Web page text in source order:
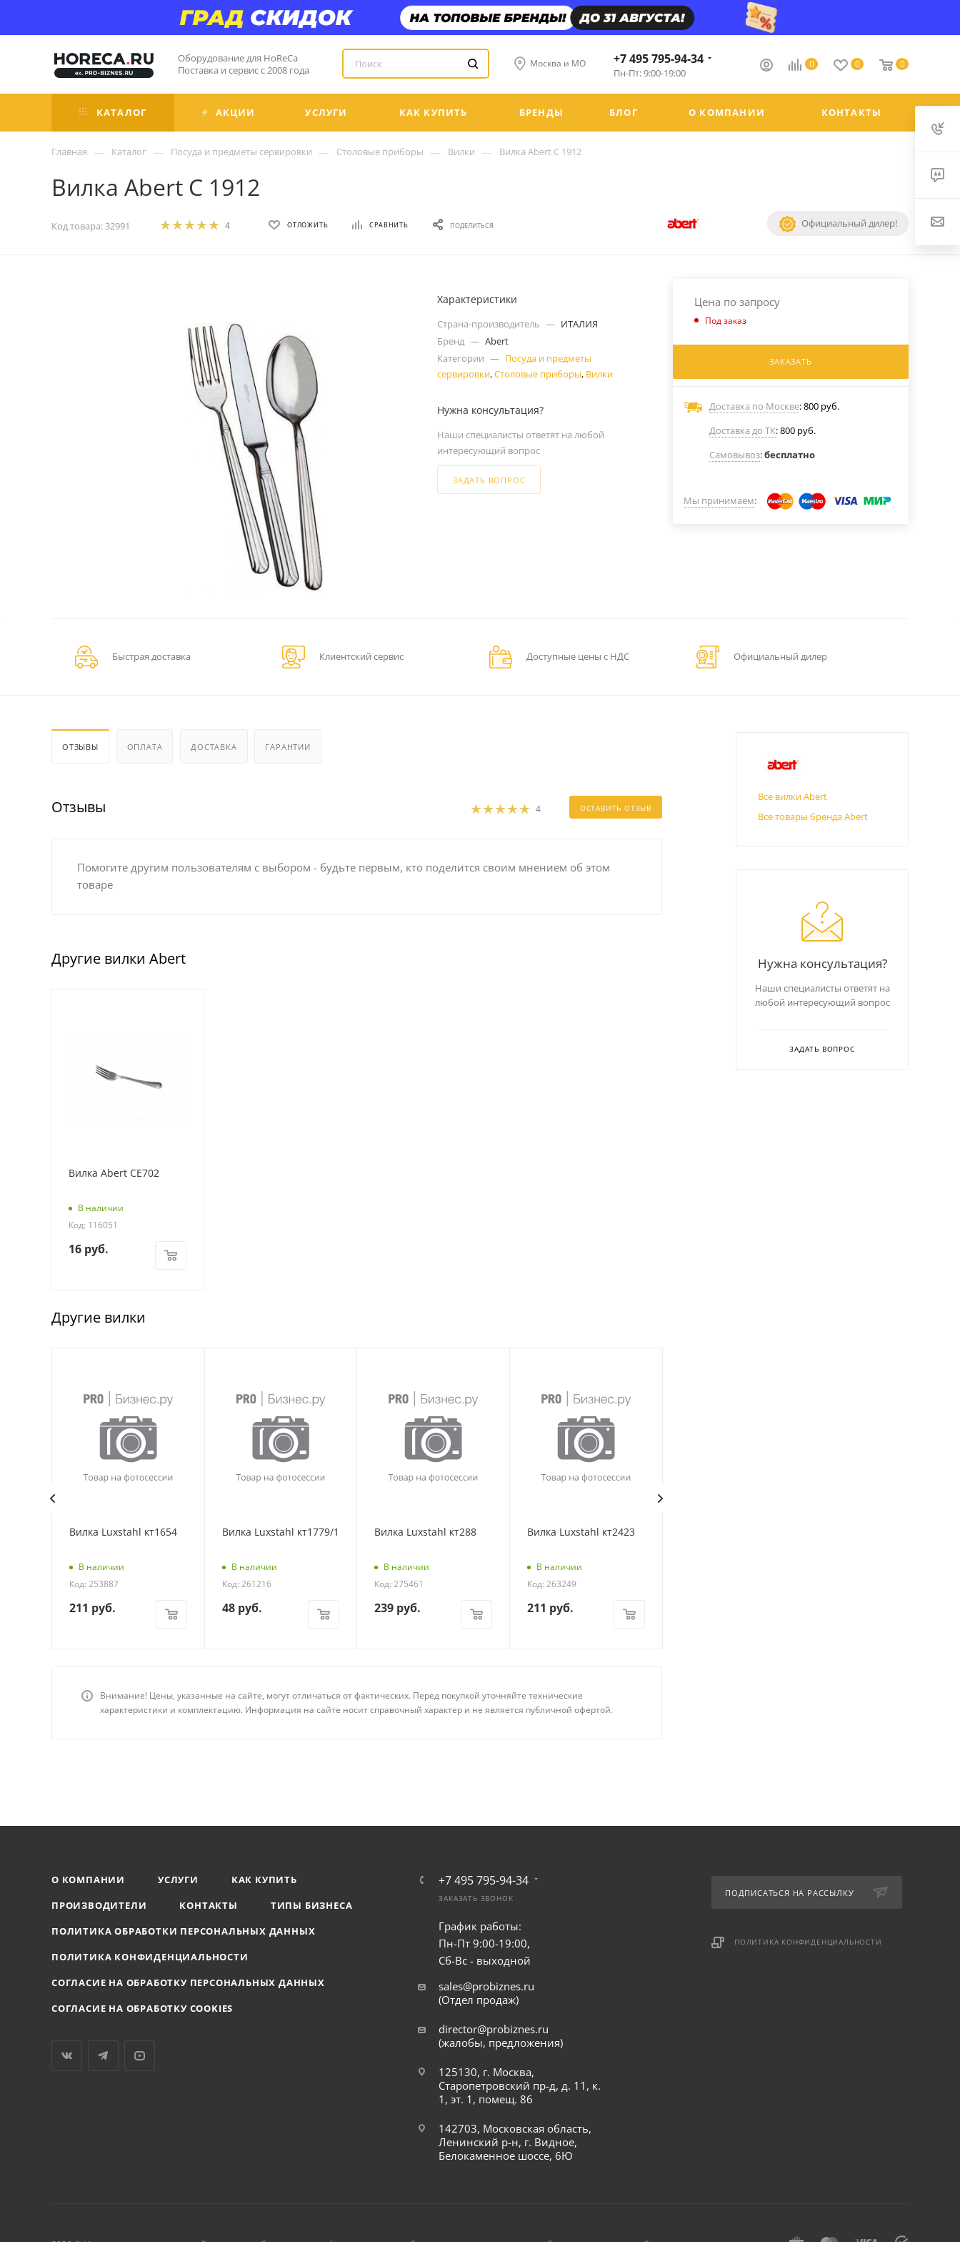
Оборудование для HoReCa
Поставка и сервис с 2008 года
Москва и МО 0 0 0
+7 495 795-94-34
Пн-Пт: 9:00-19:00
КАТАЛОГ АКЦИИ УСЛУГИ КАК КУПИТЬ БРЕНДЫ БЛОГ О КОМПАНИИ КОНТАКТЫ
Главная — Каталог — Посуда и предметы сервировки — Столовые приборы — Вилки — Вилка Abert C 1912
Вилка Abert C 1912
Код товара: 32991 4 ОТЛОЖИТЬ СРАВНИТЬ ПОДЕЛИТЬСЯ Официальный дилер!
Характеристики
Страна-производитель — ИТАЛИЯ
Бренд — Abert
Категории — Посуда и предметы
сервировки,Столовые приборы, Вилки
Нужна консультация?
Наши специалисты ответят на любой
интересующий вопрос
ЗАДАТЬ ВОПРОС
Цена по запросу
Под заказ
ЗАКАЗАТЬ
Доставка по Москве: 800 руб.
Доставка до ТК: 800 руб.
Самовывоз:бесплатно
Мы принимаем:
Быстрая доставка Клиентский сервис Доступные цены с НДС Официальный дилер
ОТЗЫВЫ ОПЛАТА ДОСТАВКА ГАРАНТИИ
Отзывы 4 ОСТАВИТЬ ОТЗЫВ
Помогите другим пользователям с выбором - будьте первым, кто поделится своим мнением об этом
товаре
Другие вилки Abert
Вилка Abert CE702
В наличии
Код: 116051
16 руб.
Другие вилки
Вилка Luxstahl кт1654
В наличии
Код: 253887
211 руб.
Вилка Luxstahl кт1779/1
В наличии
Код: 261216
48руб.
Вилка Luxstahl кт288
В наличии
Код: 275461
239 руб.
Вилка Luxstahl кт2423
В наличии
Код: 263249
211 руб.
Внимание! Цены, указанные на сайте, могут отличаться от фактических. Перед покупкой уточняйте технические
характеристики и комплектацию. Информация на сайте носит справочный характер и не является публичной офертой.
Все вилки Abert
Все товары бренда Abert
Нужна консультация?
Наши специалисты ответят на
любой интересующий вопрос
ЗАДАТЬ ВОПРОС
О КОМПАНИИ УСЛУГИ
КАК КУПИТЬ
ПРОИЗВОДИТЕЛИ
КОНТАКТЫ
ТИПЫ БИЗНЕСА
ПОЛИТИКА ОБРАБОТКИ ПЕРСОНАЛЬНЫХ ДАННЫХ
ПОЛИТИКА КОНФИДЕНЦИАЛЬНОСТИ
СОГЛАСИЕ НА ОБРАБОТКУ ПЕРСОНАЛЬНЫХ ДАННЫХ
СОГЛАСИЕ НА ОБРАБОТКУ COOKIES
+7 495 795-94-34
ЗАКАЗАТЬ ЗВОНОК
График работы:
Пн-Пт 9:00-19:00,
Сб-Вс - выходной
sales@probiznes.ru
(Отдел продаж)
director@probiznes.ru
(жалобы, предложения)
125130, г. Москва,
Старопетровский пр-д, д. 11, к.
1, эт. 1, помещ. 86
142703, Московская область,
Ленинский р-н, г. Видное,
Белокаменное шоссе, 6Ю
ПОДПИСАТЬСЯ НА РАССЫЛКУ
ПОЛИТИКА КОНФИДЕНЦИАЛЬНОСТИ